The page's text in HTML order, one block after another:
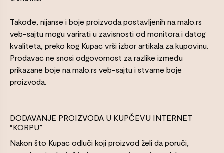
Takođe, nijanse i boje proizvoda postavljenih na malo.rs
veb-sajtu mogu varirati u zavisnosti od monitora i datog
kvaliteta, preko kog Kupac vrši izbor artikala za kupovinu.
Prodavac ne snosi odgovornost za razlike između
prikazane boje na malo.rs veb-sajtu i stvarne boje
proizvoda.
DODAVANJE PROIZVODA U KUPČEVU INTERNET
“KORPU”
Nakon što Kupac odluči koji proizvod želi da poruči,